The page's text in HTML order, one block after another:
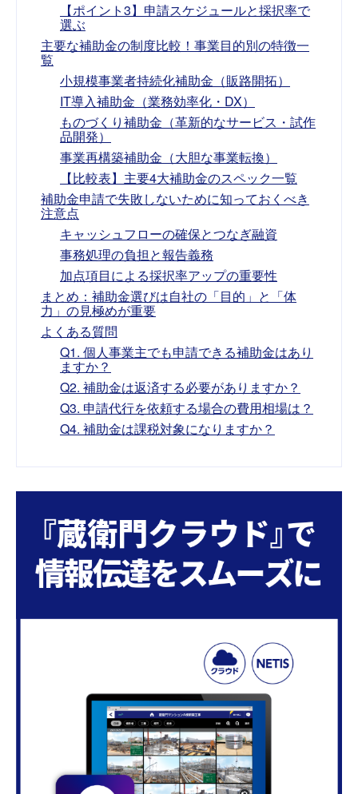
【ポイント3】申請スケジュールと採択率で
選ぶ
主要な補助金の制度比較！事業目的別の特徴一
覧
小規模事業者持続化補助金（販路開拓）
IT導入補助金（業務効率化・DX）
ものづくり補助金（革新的なサービス・試作
品開発）
事業再構築補助金（大胆な事業転換）
【比較表】主要4大補助金のスペック一覧
補助金申請で失敗しないために知っておくべき
注意点
キャッシュフローの確保とつなぎ融資
事務処理の負担と報告義務
加点項目による採択率アップの重要性
まとめ：補助金選びは自社の「目的」と「体
力」の見極めが重要
よくある質問
Q1. 個人事業主でも申請できる補助金はあり
ますか？
Q2. 補助金は返済する必要がありますか？
Q3. 申請代行を依頼する場合の費用相場は？
Q4. 補助金は課税対象になりますか？